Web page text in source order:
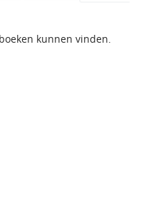
kunnen vinden.